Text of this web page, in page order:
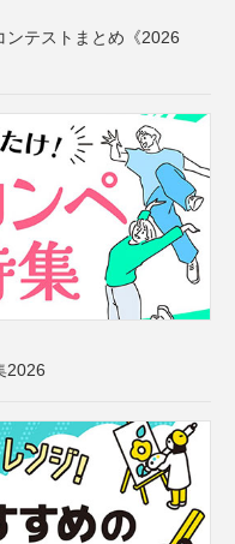
ンテストまとめ《2026
2026